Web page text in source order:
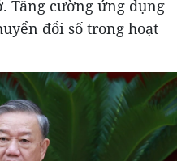
Tăng cường ứng dụng
đổi số trong hoạt